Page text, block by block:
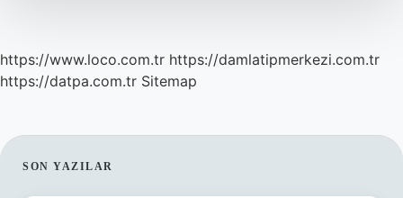
https://www.loco.com.tr https://damlatipmerkezi.com.tr
https://datpa.com.tr Sitemap
SIDEBAR
SON YAZILAR